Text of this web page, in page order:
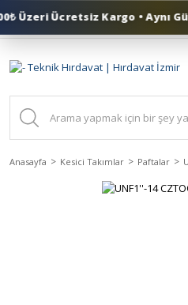
Anasayfa Kesici Takımlar Paftalar
Üzeri Ücretsiz Kargo • Aynı